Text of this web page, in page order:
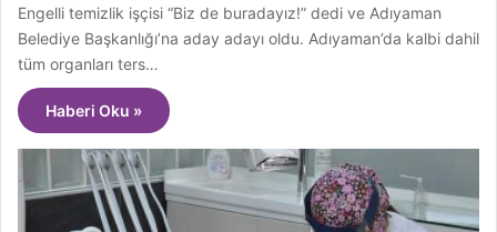
Engelli temizlik işçisi “Biz de buradayız!” dedi ve Adıyaman
Belediye Başkanlığı’na aday adayı oldu. Adıyaman’da kalbi dahil
tüm organları ters…
Haberi Oku »